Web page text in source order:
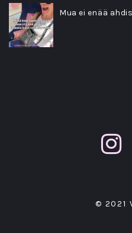
Mua ei enää
© 2021